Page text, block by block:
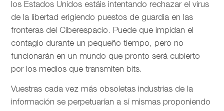
los Estados Unidos estáis intentando rechazar el virus
de la libertad erigiendo puestos de guardia en las
fronteras del Ciberespacio. Puede que impidan el
contagio durante un pequeño tiempo, pero no
funcionarán en un mundo que pronto será cubierto
por los medios que transmiten bits.
Vuestras cada vez más obsoletas industrias de la
información se perpetuarían a sí mismas proponiendo